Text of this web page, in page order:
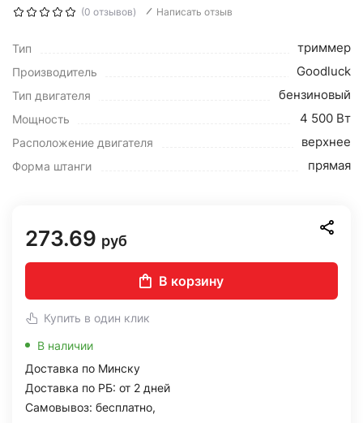
(0 отзывов) Написать отзыв
Тип триммер
Производитель Goodluck
Тип двигателя бензиновый
Мощность 4 500 Вт
Расположение двигателя верхнее
Форма штанги прямая
273.69 руб
В корзину
Купить в один клик
В наличии
Доставка по Минску
Доставка по РБ: от 2 дней
Самовывоз: бесплатно,